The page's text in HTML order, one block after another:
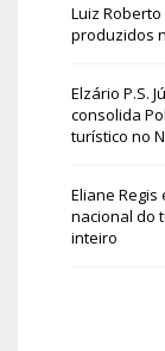
Luiz Roberto
produzidos
Elzário P.S.
consolida
turístico no
Eliane Regis
nacional do
inteiro